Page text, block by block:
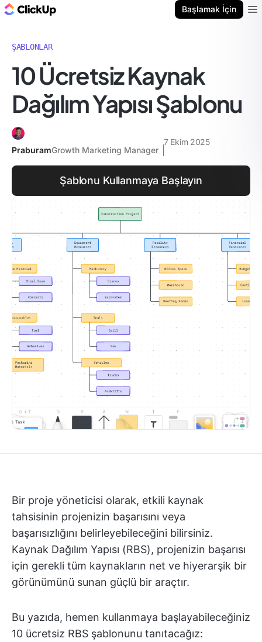
Başlamak İçin
ŞABLONLAR
10 Ücretsiz Kaynak
Dağılım Yapısı Şablonu
PraburamGrowth Marketing Manager
7 Ekim 2025
Şablonu Kullanmaya Başlayın
Bir proje yöneticisi olarak, etkili kaynak
tahsisinin projenizin başarısını veya
başarısızlığını belirleyebileceğini bilirsiniz.
Kaynak Dağılım Yapısı (RBS), projenizin başarısı
için gerekli tüm kaynakların net ve hiyerarşik bir
görünümünü sunan güçlü bir araçtır.
Bu yazıda, hemen kullanmaya başlayabileceğiniz
10 ücretsiz RBS şablonunu tanıtacağız: